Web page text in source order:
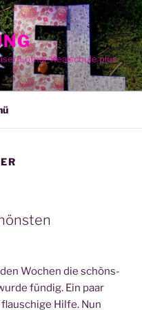
Lothar-Realschule plus
Wochen die schöns­
fün­dig. Ein paar
Hil­fe. Nun